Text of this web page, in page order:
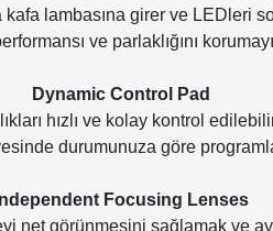
lambasına girer ve LEDleri
ve parlaklığını
Dynamic Control Pad
hızlı ve kolay kontrol
durumunuza göre
Independent Focusing Lenses
net görünmesini sağlamak ve